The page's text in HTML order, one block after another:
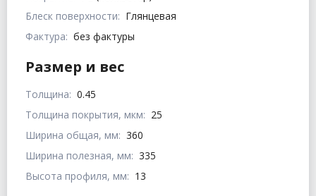
Блеск поверхности: Глянцевая
Фактура: без фактуры
Размер и вес
Толщина: 0.45
Толщина покрытия, мкм: 25
Ширина общая, мм: 360
Ширина полезная, мм: 335
Высота профиля, мм: 13